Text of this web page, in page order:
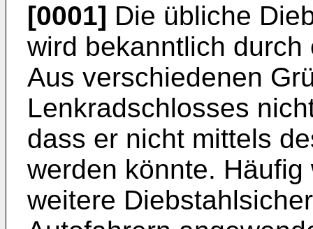
[0001] Die übliche
wird bekanntlich
Aus verschiedenen
Lenkradschlosses
dass er nicht mittels
werden könnte.
weitere